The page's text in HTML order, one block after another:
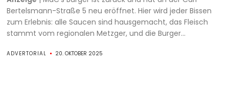
Bertelsmann-Straße 5 neu eröffnet. Hier wird jeder Bissen
zum Erlebnis: alle Saucen sind hausgemacht, das Fleisch
stammt vom regionalen Metzger, und die Burger...
ADVERTORIAL 20. OKTOBER 2025